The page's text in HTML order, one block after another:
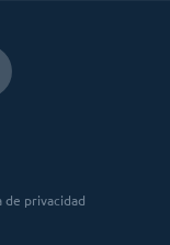
de privacidad